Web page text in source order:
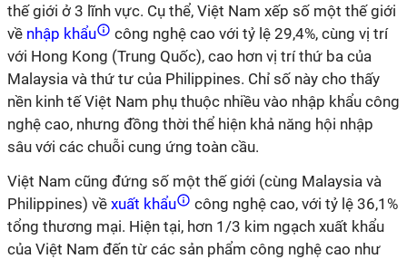
thế giới ở 3 lĩnh vực. Cụ thể, Việt Nam xếp số một thế giới
về nhập khẩu
công nghệ cao với tỷ lệ 29,4%, cùng vị trí
với Hong Kong (Trung Quốc), cao hơn vị trí thứ ba của
Malaysia và thứ tư của Philippines. Chỉ số này cho thấy
nền kinh tế Việt Nam phụ thuộc nhiều vào nhập khẩu công
nghệ cao, nhưng đồng thời thể hiện khả năng hội nhập
sâu với các chuỗi cung ứng toàn cầu.
Việt Nam cũng đứng số một thế giới (cùng Malaysia và
Philippines) về xuất khẩu
công nghệ cao, với tỷ lệ 36,1%
tổng thương mại. Hiện tại, hơn 1/3 kim ngạch xuất khẩu
của Việt Nam đến từ các sản phẩm công nghệ cao như